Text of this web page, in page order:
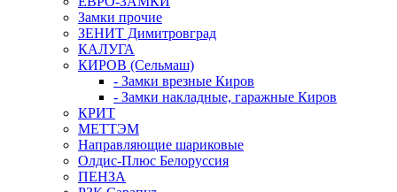
Замки прочие
ЗЕНИТ Димитровград
КАЛУГА
КИРОВ (Сельмаш)
- Замки врезные Киров
- Замки накладные, гаражные Киров
КРИТ
МЕТТЭМ
Направляющие шариковые
Олдис-Плюс Белоруссия
ПЕНЗА